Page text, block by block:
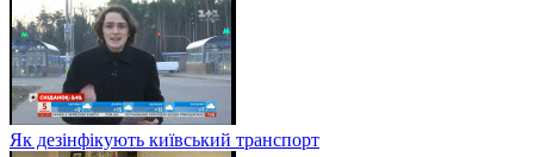
Як дезінфікують київський транспорт